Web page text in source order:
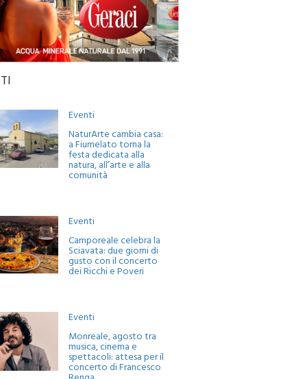
Eventi
NaturArte cambia casa:
a Fiumelato torna la
festa dedicata alla
natura, all’arte e alla
comunità
Eventi
Camporeale celebra la
Sciavata: due giorni di
gusto con il concerto
dei Ricchi e Poveri
Eventi
Monreale, agosto tra
musica, cinema e
spettacoli: attesa per il